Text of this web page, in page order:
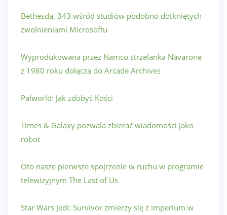
Bethesda, 343 wśród studiów podobno dotkniętych
zwolnieniami Microsoftu
Wyprodukowana przez Namco strzelanka Navarone
z 1980 roku dołącza do Arcade Archives
Palworld: Jak zdobyć Kości
Times & Galaxy pozwala zbierać wiadomości jako
robot
Oto nasze pierwsze spojrzenie w ruchu w programie
telewizyjnym The Last of Us
Star Wars Jedi: Survivor zmierzy się z imperium w